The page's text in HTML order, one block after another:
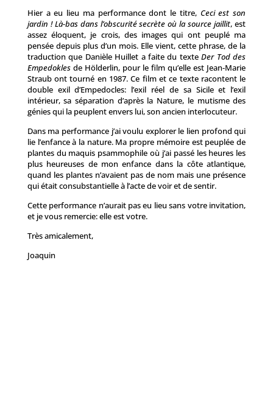
Hier a eu lieu ma performance dont le titre,Ceci est son
jardin ! Là-bas dans l’obscurité secrète où la source jaillit, est
assez éloquent, je crois, des images qui ont peuplé ma
pensée depuis plus d’un mois. Elle vient, cette phrase, de la
traduction que Danièle Huillet a faite du texteDer Tod des
Empedoklesde Hölderlin, pour le film qu’elle est Jean-Marie
Straub ont tourné en 1987. Ce film et ce texte racontent le
double exil d’Empedocles: l’exil réel de sa Sicile et l’exil
intérieur, sa séparation d’après la Nature, le mutisme des
génies qui la peuplent envers lui, son ancien interlocuteur.
Dans ma performance j’ai voulu explorer le lien profond qui
lie l’enfance à la nature. Ma propre mémoire est peuplée de
plantes du maquis psammophile où j’ai passé les heures les
plus heureuses de mon enfance dans la côte atlantique,
quand les plantes n’avaient pas de nom mais une présence
qui était consubstantielle à l’acte de voir et de sentir.
Cette performance n’aurait pas eu lieu sans votre invitation,
et je vous remercie: elle est votre.
Très amicalement,
Joaquin